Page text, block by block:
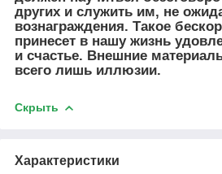
других и служить им, не
вознаграждения. Такое
принесет в нашу жизнь
и счастье. Внешние
всего лишь иллюзии.
Скрыть
Характеристики